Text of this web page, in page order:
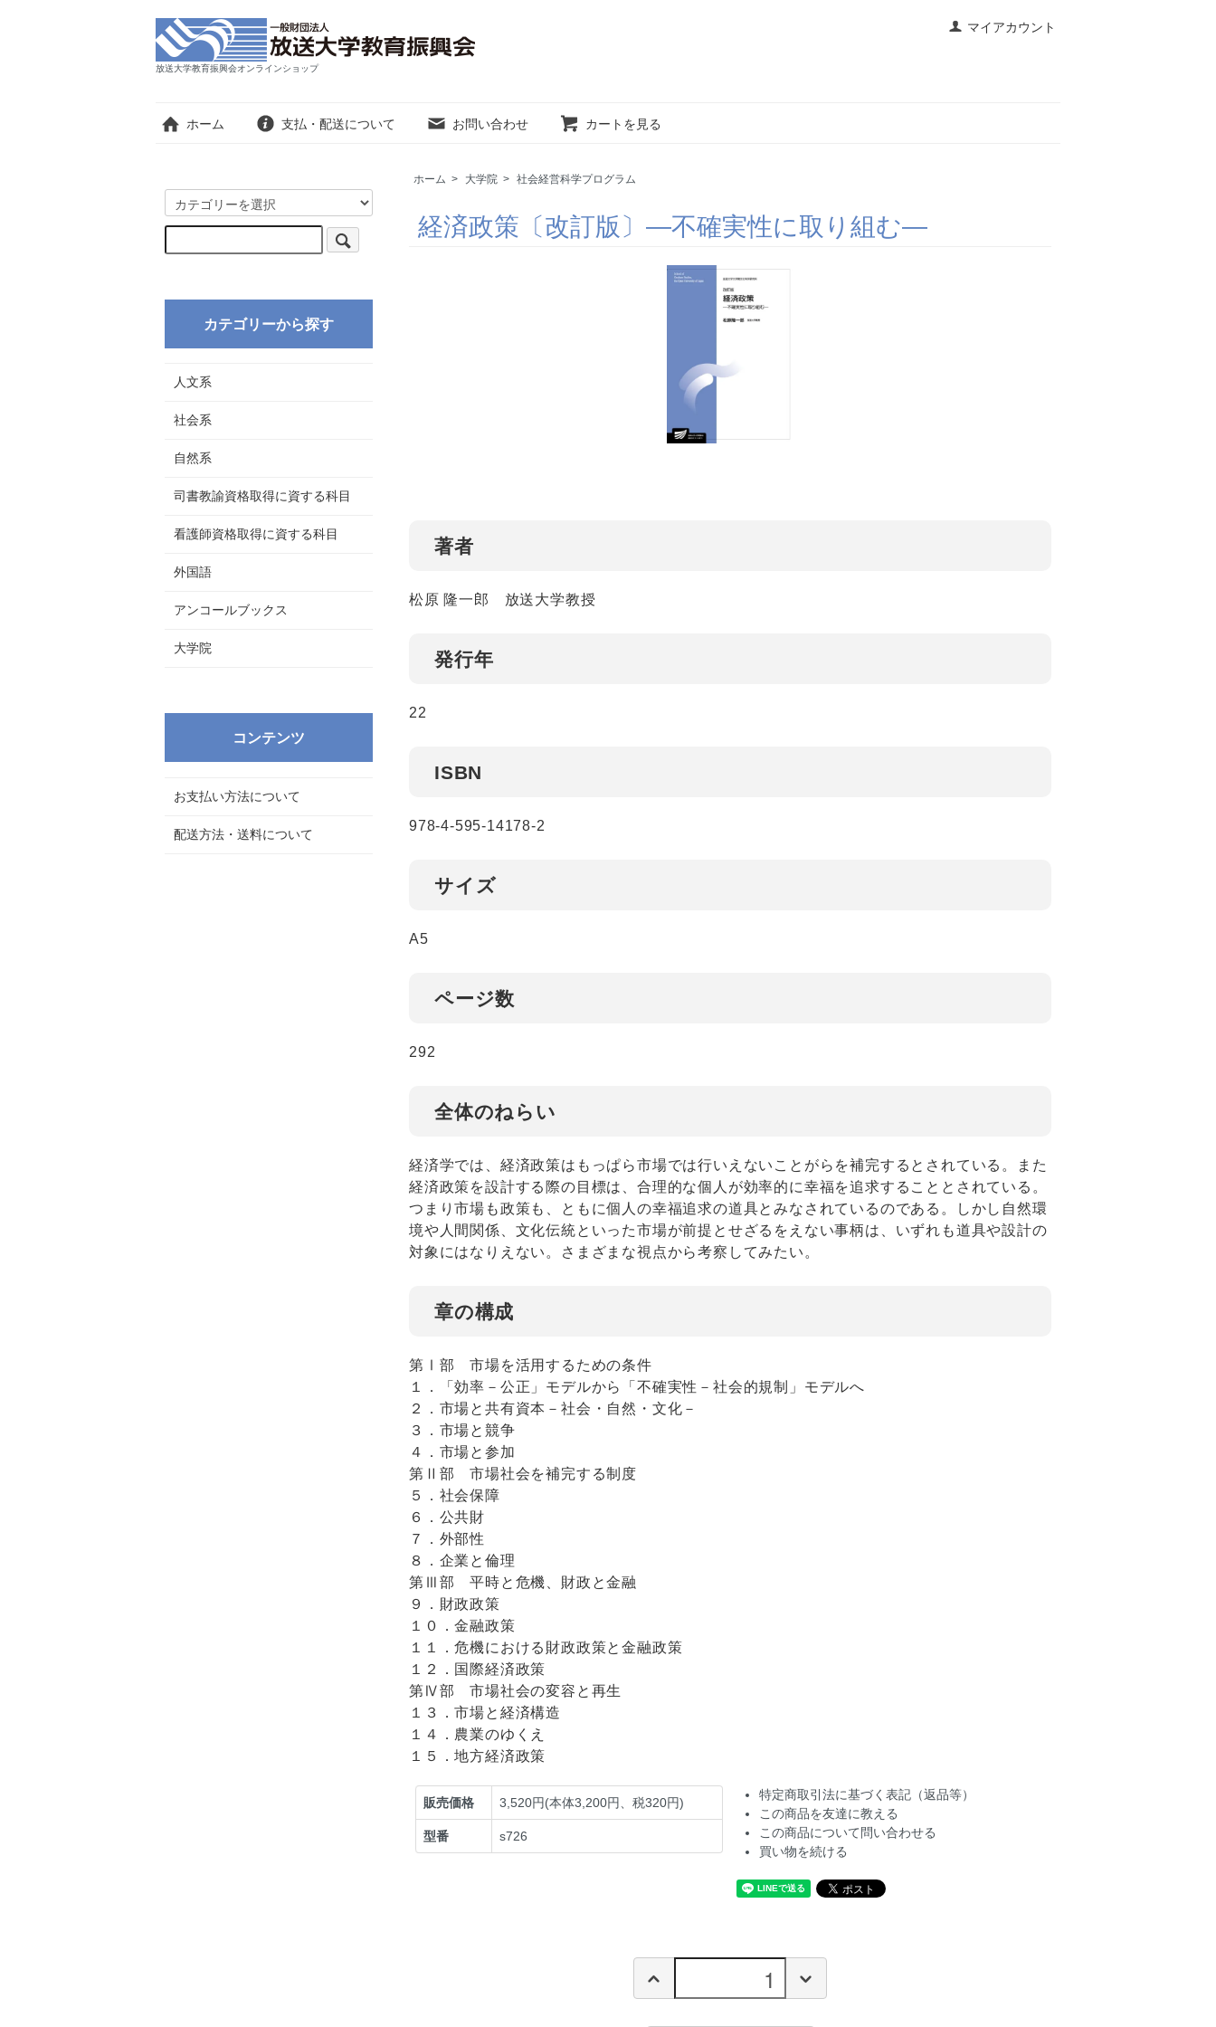
マイアカウント
放送大学教育振興会オンラインショップ
ホーム 支払・配送について お問い合わせ カートを見る
ホーム > 大学院 > 社会経営科学プログラム
経済政策〔改訂版〕―不確実性に取り組む―
著者
松原 隆一郎 放送大学教授
発行年
22
ISBN
978-4-595-14178-2
サイズ
A5
ページ数
292
全体のねらい
経済学では、経済政策はもっぱら市場では行いえないことがらを補完するとされている。また
経済政策を設計する際の目標は、合理的な個人が効率的に幸福を追求することとされている。
つまり市場も政策も、ともに個人の幸福追求の道具とみなされているのである。しかし自然環
境や人間関係、文化伝統といった市場が前提とせざるをえない事柄は、いずれも道具や設計の
対象にはなりえない。さまざまな視点から考察してみたい。
章の構成
第Ⅰ部 市場を活用するための条件
１．「効率－公正」モデルから「不確実性－社会的規制」モデルへ
２．市場と共有資本－社会・自然・文化－
３．市場と競争
４．市場と参加
第Ⅱ部 市場社会を補完する制度
５．社会保障
６．公共財
７．外部性
８．企業と倫理
第Ⅲ部 平時と危機、財政と金融
９．財政政策
１０．金融政策
１１．危機における財政政策と金融政策
１２．国際経済政策
第Ⅳ部 市場社会の変容と再生
１３．市場と経済構造
１４．農業のゆくえ
１５．地方経済政策
販売価格 3,520円(本体3,200円、税320円)
型番 s726
特定商取引法に基づく表記（返品等）
この商品を友達に教える
この商品について問い合わせる
買い物を続ける
カテゴリーから探す
人文系
社会系
自然系
司書教諭資格取得に資する科目
看護師資格取得に資する科目
外国語
アンコールブックス
大学院
コンテンツ
お支払い方法について
配送方法・送料について